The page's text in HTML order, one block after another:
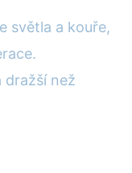
světla a kouře,
dražší než